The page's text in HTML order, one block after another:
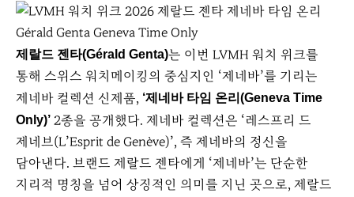
Gérald Genta Geneva Time Only
제랄드 젠타(Gérald Genta)는 이번 LVMH 워치 위크를
통해 스위스 워치메이킹의 중심지인 ‘제네바’를 기리는
제네바 컬렉션 신제품, ‘제네바 타임 온리(Geneva Time
Only)’ 2종을 공개했다. 제네바 컬렉션은 ‘레스프리 드
제네브(L’Esprit de Genève)’, 즉 제네바의 정신을
담아낸다. 브랜드 제랄드 젠타에게 ‘제네바’는 단순한
지리적 명칭을 넘어 상징적인 의미를 지닌 곳으로, 제랄드